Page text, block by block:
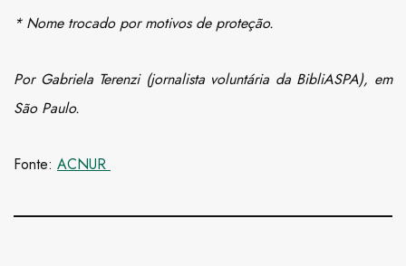
* Nome trocado por motivos de proteção.
Por Gabriela Terenzi (jornalista voluntária da BibliASPA), em
São Paulo.
Fonte: ACNUR